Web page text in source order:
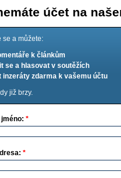
účet na
se a můžete:
k článkům
se a hlasovat v soutěžích
inzeráty zdarma k vašemu účtu
již brzy.
*
*